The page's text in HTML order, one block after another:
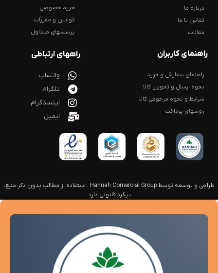
درباره ما
تماس با ما
مقالات
حریم خصوصی
قوانین و مقررات
پرسشهای متداول
راهنمای کاربران
راهنمای سفارش و خرید
نحوه ارسال و تحویل کالا
شرایط و نحوه مرجوعی کالا
روشهای پرداخت
راههای ارتباطی
واتساپ
تلگرام
اینستاگرام
ایمیل
طراحی و توسعه توسط Hannah Comercial Group . استفاده از مطالب بدون ذکر منبع،
پیگرد قانونی دارد.